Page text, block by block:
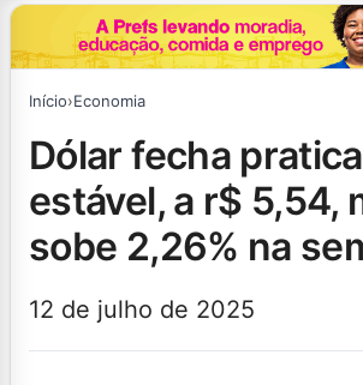
Início›Economia
dólar fecha praticamente
estável, a r$ 5,54,
sobe 2,26% na
12 de julho de 2025